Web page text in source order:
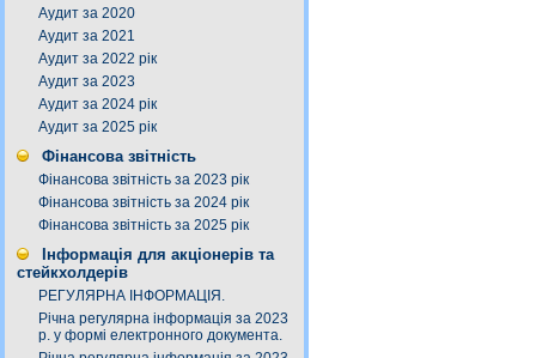
Аудит за 2020
Аудит за 2021
Аудит за 2022 рік
Аудит за 2023
Аудит за 2024 рік
Аудит за 2025 рік
Фінансова звітність
Фінансова звітність за 2023 рік
Фінансова звітність за 2024 рік
Фінансова звітність за 2025 рік
Інформація для акціонерів та
стейкхолдерів
РЕГУЛЯРНА ІНФОРМАЦІЯ.
Річна регулярна інформація за 2023
р. у формі електронного документа.